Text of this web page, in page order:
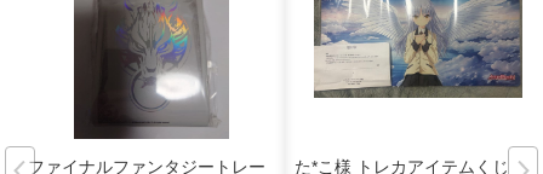
ファイナルファンタジートレー た*こ様 トレカアイテムくじ